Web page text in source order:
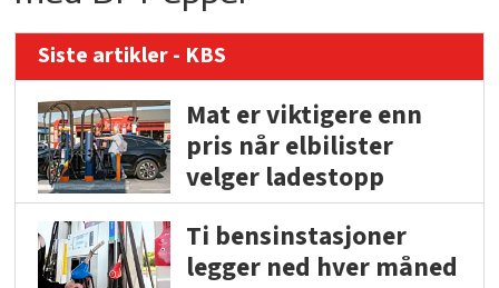
Siste artikler - KBS
Mat er viktigere enn
pris når elbilister
velger ladestopp
Ti bensinstasjoner
legger ned hver måned